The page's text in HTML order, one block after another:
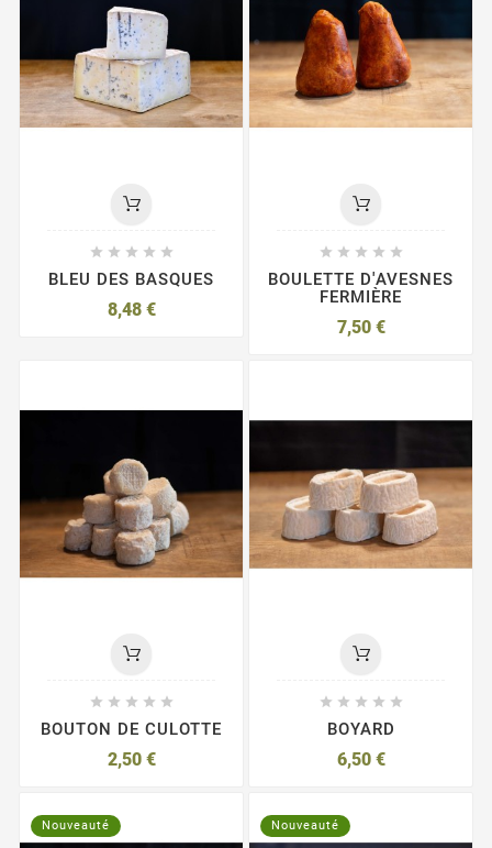
    
BLEU DES BASQUES
8,48 €
    
BOULETTE D'AVESNES
FERMIÈRE
7,50 €
    
BOUTON DE CULOTTE
2,50 €
    
BOYARD
6,50 €
Nouveauté Nouveauté